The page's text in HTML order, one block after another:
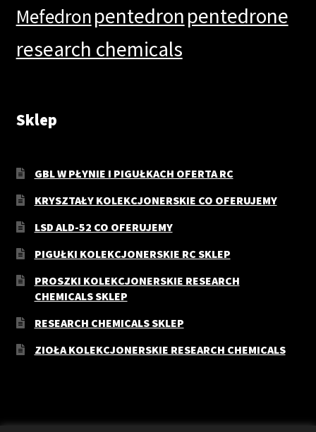
Mefedronpentedronpentedrone
research chemicals
Sklep
GBL W PŁYNIE I PIGUŁKACH OFERTA RC
KRYSZTAŁY KOLEKCJONERSKIE CO OFERUJEMY
LSD ALD-52 CO OFERUJEMY
PIGUŁKI KOLEKCJONERSKIE RC SKLEP
PROSZKI KOLEKCJONERSKIE RESEARCH
CHEMICALS SKLEP
RESEARCH CHEMICALS SKLEP
ZIOŁA KOLEKCJONERSKIE RESEARCH CHEMICALS